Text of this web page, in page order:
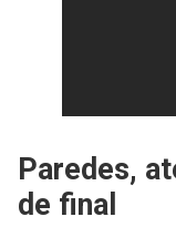
Paredes,
de final